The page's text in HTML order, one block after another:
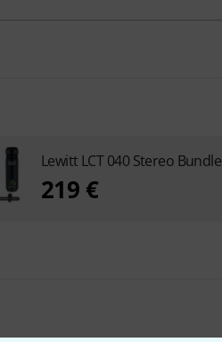
Lewitt LCT 040 Stereo Bundle
219 €